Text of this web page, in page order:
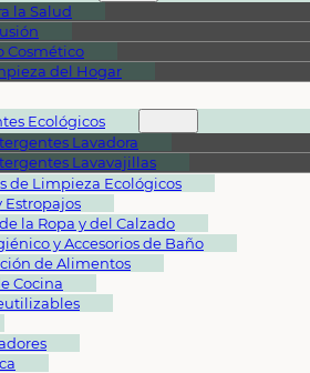
la Salud
Cosmético
del Hogar
Ecológicos
Lavadora
Lavavajillas
de Limpieza Ecológicos
Estropajos
la Ropa y del Calzado
y Accesorios de Baño
de Alimentos
Cocina